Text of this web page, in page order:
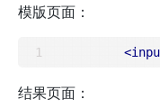
模版页面：
<
结果页面：